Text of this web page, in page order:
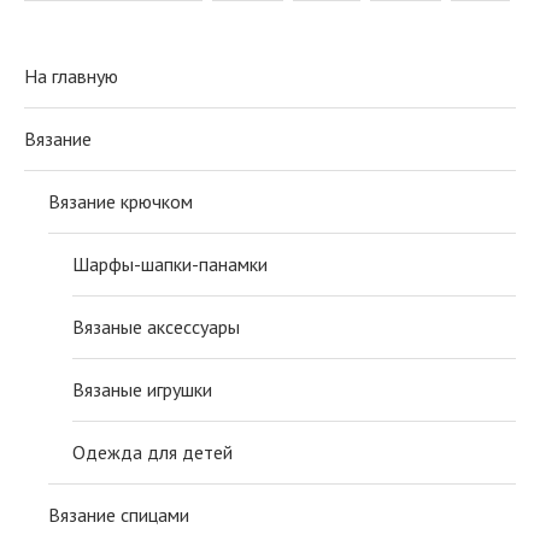
На главную
Вязание
Вязание крючком
Шарфы-шапки-панамки
Вязаные аксессуары
Вязаные игрушки
Одежда для детей
Вязание спицами